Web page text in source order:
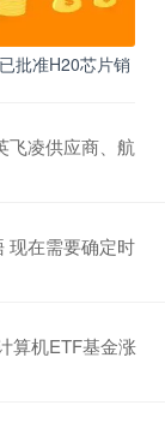
批准H20芯片销
飞凌供应商、航
现在需要确定时
算机ETF基金涨